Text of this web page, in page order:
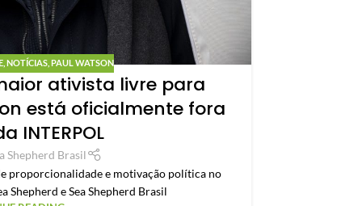
, NOTÍCIAS, PAUL WATSON
ativista livre para
está oficialmente fora
INTERPOL
Shepherd Brasil
proporcionalidade e motivação política no
Shepherd e Sea Shepherd Brasil